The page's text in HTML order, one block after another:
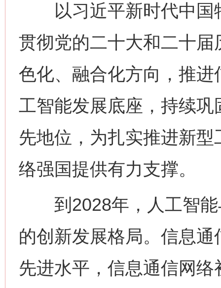
以习近平新时代中国
贯彻党的二十大和二十
色化、融合化方向，推
工智能发展底座，持续
先地位，为扎实推进新
络强国提供有力支撑。
到2028年，人工智能
的创新发展格局。信息
先进水平，信息通信网